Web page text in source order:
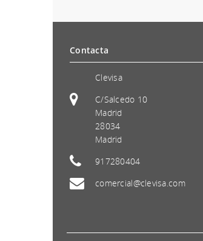
Contacta
Clevisa
C/Salcedo 10
Madrid
28034
Madrid
917280404
comercial@clevisa.com